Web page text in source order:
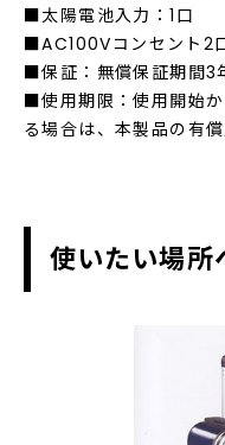
■太陽電池入力：1口
■AC100Vコンセント2
■保証：無償保証期間3
■使用期限：使用開始
る場合は、本製品の有
使いたい場所